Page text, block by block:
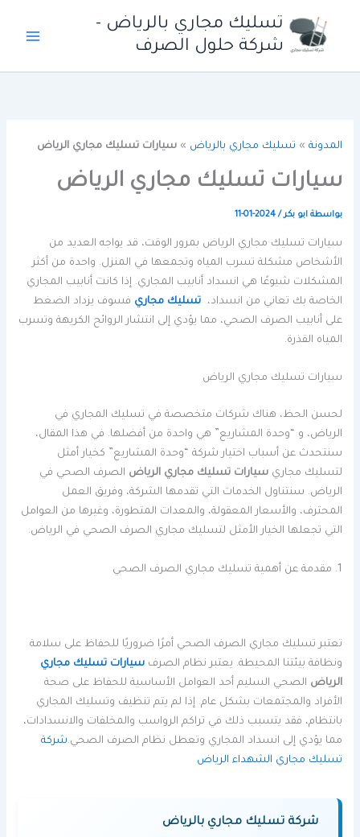
المحتوى
تسليك مجاري بالرياض -
شركة حلول الصرف
المدونة » تسليك مجاري بالرياض »سيارات تسليك مجاري الرياض
سيارات تسليك مجاري الرياض
بواسطة ابو بكر/
2024-01-11
سيارات تسليك مجاري الرياض بمرور الوقت، قد يواجه العديد من
الأشخاص مشكلة تسرب المياه وتجمعها في المنزل. واحدة من أكثر
المشكلات شيوعًا هي انسداد أنابيب المجاري. إذا كانت أنابيب المجاري
الخاصة بك تعاني من انسداد،
تسليك مجاري فسوف يزداد الضغط
على أنابيب الصرف الصحي، مما يؤدي إلى انتشار الروائح الكريهة وتسرب
المياه القذرة.
سيارات تسليك مجاري الرياض
لحسن الحظ، هناك شركات متخصصة في تسليك المجاري في
الرياض، و “وحدة المشاريع” هي واحدة من أفضلها. في هذا المقال،
سنتحدث عن أسباب اختيار شركة “وحدة المشاريع” كخيار أمثل
لتسليك مجاريسيارات تسليك مجاري الرياض الصرف الصحي في
الرياض. سنتناول الخدمات التي تقدمها الشركة، وفريق العمل
المحترف، والأسعار المعقولة، والمعدات المتطورة، وغيرها من العوامل
التي تجعلها الخيار الأمثل لتسليك مجاري الصرف الصحي في الرياض.
1. مقدمة عن أهمية تسليك مجاري الصرف الصحي
تعتبر تسليك مجاري الصرف الصحي أمرًا ضروريًا للحفاظ على سلامة
ونظافة بيئتنا المحيطة. يعتبر نظام الصرفسيارات تسليك مجاري
الرياض الصحي السليم أحد العوامل الأساسية للحفاظ على صحة
الأفراد والمجتمعات بشكل عام. إذا لم يتم تنظيف وتسليك المجاري
بانتظام، فقد يتسبب ذلك في تراكم الرواسب والمخلفات والانسدادات،
مما يؤدي إلى انسداد المجاري وتعطل نظام الصرف الصحي.شركة
تسليك مجاري الشهداء الرياض
شركة تسليك مجاري بالرياض